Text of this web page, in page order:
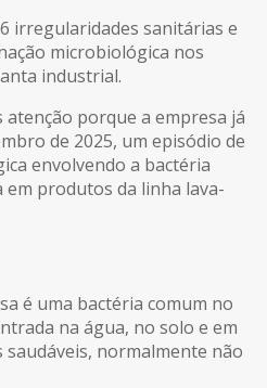
irregularidades sanitárias e
microbiológica nos
industrial.
atenção porque a empresa já
de 2025, um episódio de
envolvendo a bactéria
produtos da linha lava-
é uma bactéria comum no
na água, no solo e em
saudáveis, normalmente não